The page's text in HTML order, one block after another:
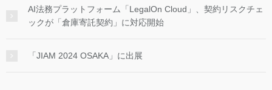
AI法務プラットフォーム「LegalOn Cloud」、契約リスクチェ
ックが「倉庫寄託契約」に対応開始
「JIAM 2024 OSAKA」に出展